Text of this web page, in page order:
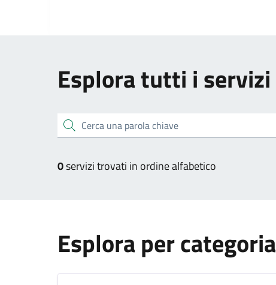
Esplora tutti i servizi
Cerca una parola chiave
0servizi trovati in ordine alfabetico
Esplora per categoria